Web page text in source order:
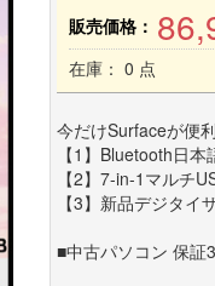
販売価格：
在庫： 0 点
今だけSurfaceが便
【1】Bluetooth日
【2】7-in-1マルチ
【3】新品デジタイ
■中古パソコン 保証